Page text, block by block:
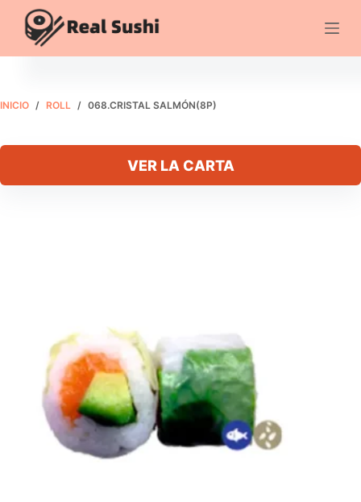
contenido
068.Cristal salmón(8P)
8.25
Añadir al carrito
INICIO / ROLL / 068.CRISTAL SALMÓN(8P)
VER LA CARTA